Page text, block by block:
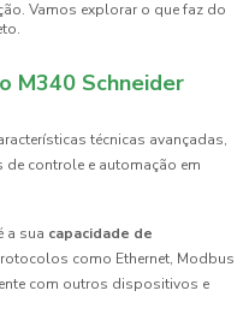
Vamos explorar o que faz do
M340 Schneider
técnicas avançadas,
controle e automação em
a sua capacidade de
como Ethernet, Modbus
com outros dispositivos e